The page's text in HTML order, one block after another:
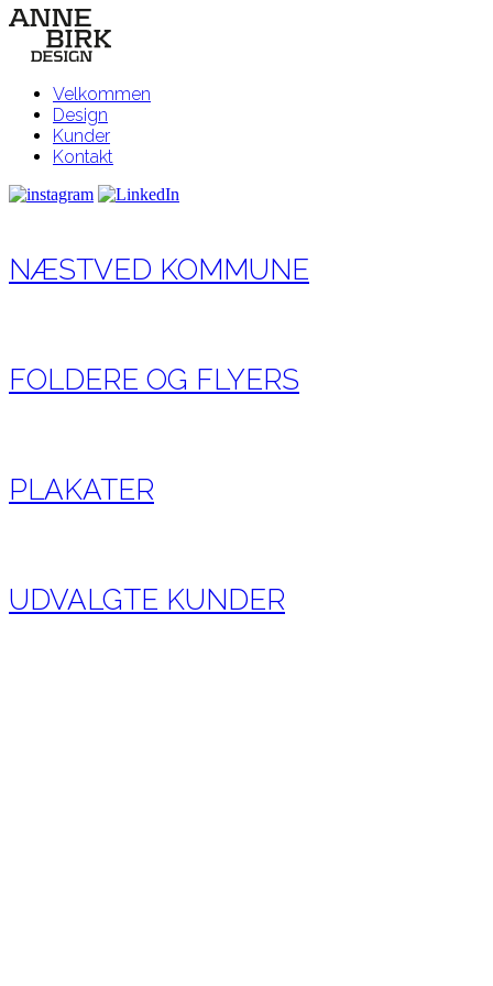
Velkommen
Design
Kunder
Kontakt
NÆSTVED KOMMUNE
FOLDERE OG FLYERS
PLAKATER
UDVALGTE KUNDER